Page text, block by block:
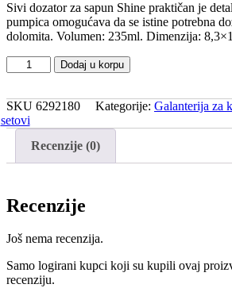
Sivi dozator za sapun Shine praktičan je
pumpica omogućava da se istine potrebna
dolomita. Volumen: 235ml. Dimenzija:
Tendance
dozator
sapun
shine
dolomite
ml,
Dodaj u korpu
SKU 6292180 Kategorije: Galanterija za
setovi
Recenzije (0)
Recenzije
Još nema recenzija.
Samo logirani kupci koji su kupili ovaj
recenziju.